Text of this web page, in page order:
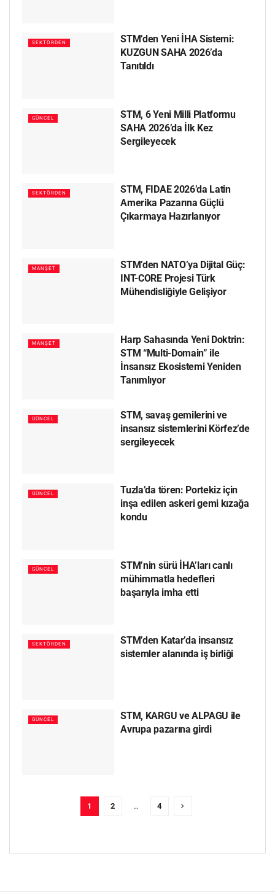
SEKTÖRDEN
STM’den Yeni İHA Sistemi:
KUZGUN SAHA 2026’da
Tanıtıldı
GÜNCEL
STM, 6 Yeni Milli Platformu
SAHA 2026’da İlk Kez
Sergileyecek
SEKTÖRDEN
STM, FIDAE 2026’da Latin
Amerika Pazarına Güçlü
Çıkarmaya Hazırlanıyor
MANŞET
STM’den NATO’ya Dijital Güç:
INT-CORE Projesi Türk
Mühendisliğiyle Gelişiyor
MANŞET
Harp Sahasında Yeni Doktrin:
STM “Multi-Domain” ile
İnsansız Ekosistemi Yeniden
Tanımlıyor
GÜNCEL
STM, savaş gemilerini ve
insansız sistemlerini Körfez’de
sergileyecek
GÜNCEL
Tuzla’da tören: Portekiz için
inşa edilen askeri gemi kızağa
kondu
GÜNCEL
STM’nin sürü İHA’ları canlı
mühimmatla hedefleri
başarıyla imha etti
SEKTÖRDEN
STM’den Katar’da insansız
sistemler alanında iş birliği
GÜNCEL
STM, KARGU ve ALPAGU ile
Avrupa pazarına girdi
1 2 … 4